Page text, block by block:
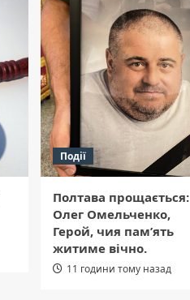
Події
Полтава прощається:
Олег Омельченко,
Герой, чия пам’ять
житиме вічно.
11 години тому назад